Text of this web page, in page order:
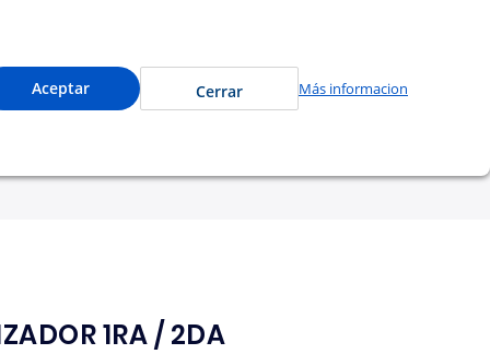
Aceptar Cerrar Más informacion
Cuenta Mi Carrito
1RA / 2DA